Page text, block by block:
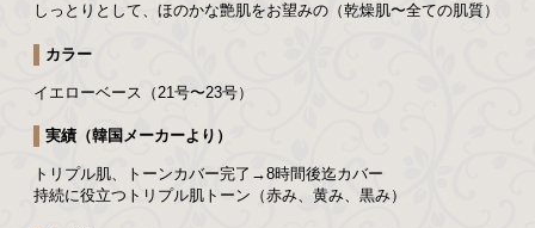
しっとりとして、ほのかな艶肌をお望みの（乾燥肌〜全ての肌質）
カラー
イエローベース（21号〜23号）
実績（韓国メーカーより）
トリプル肌、トーンカバー完了→8時間後迄カバー
持続に役立つトリプル肌トーン（赤み、黄み、黒み）